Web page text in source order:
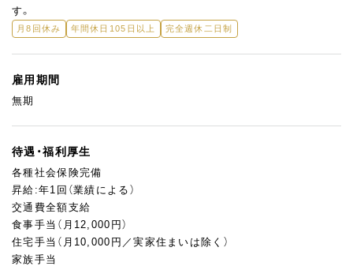
す。
月8回休み 年間休日105日以上 完全週休二日制
雇用期間
無期
待遇・福利厚生
各種社会保険完備
昇給:年1回（業績による）
交通費全額支給
食事手当（月12,000円）
住宅手当（月10,000円／実家住まいは除く）
家族手当